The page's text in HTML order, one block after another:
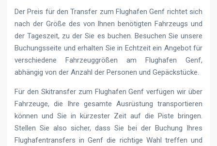
Der Preis für den Transfer zum Flughafen Genf richtet sich
nach der Größe des von Ihnen benötigten Fahrzeugs und
der Tageszeit, zu der Sie es buchen. Besuchen Sie unsere
Buchungsseite und erhalten Sie in Echtzeit ein Angebot für
verschiedene Fahrzeuggrößen am Flughafen Genf,
abhängig von der Anzahl der Personen und Gepäckstücke.
Für den Skitransfer zum Flughafen Genf verfügen wir über
Fahrzeuge, die Ihre gesamte Ausrüstung transportieren
können und Sie in kürzester Zeit auf die Piste bringen.
Stellen Sie also sicher, dass Sie bei der Buchung Ihres
Flughafentransfers in Genf die richtige Wahl treffen und